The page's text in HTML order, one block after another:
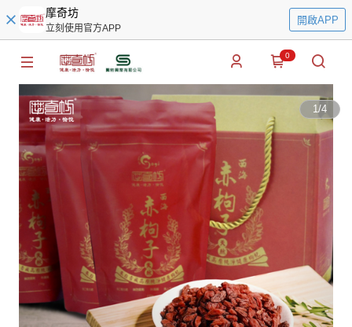
摩奇坊
立刻使用官方APP
開啟APP
0
1/4